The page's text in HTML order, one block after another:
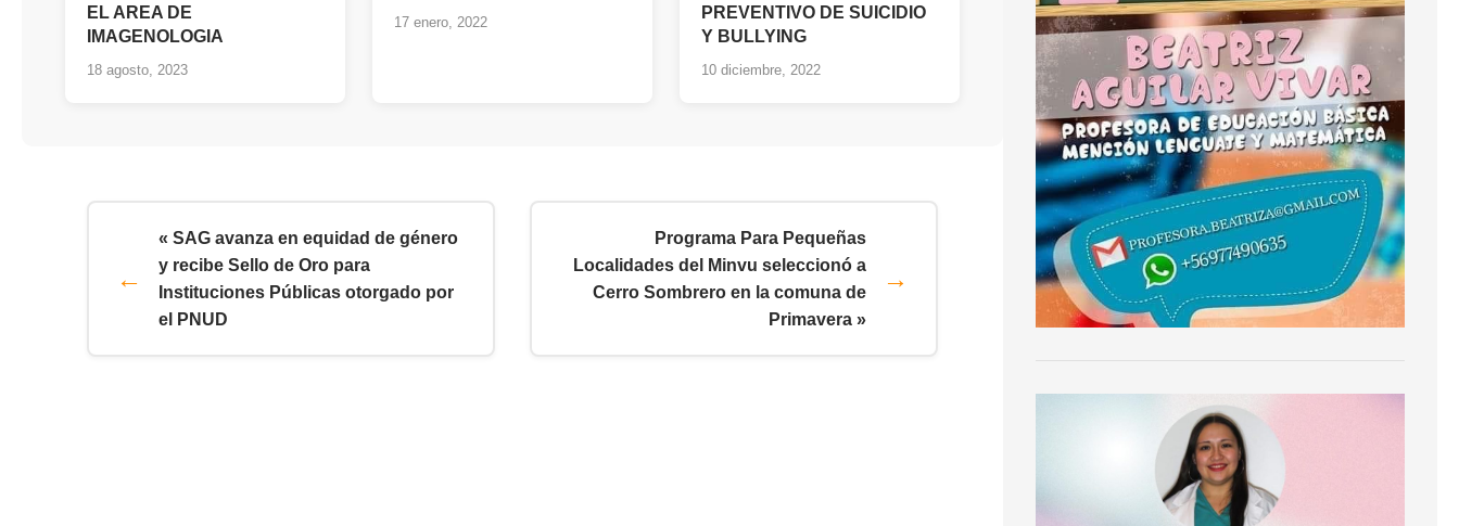
EL AREA DE
IMAGENOLOGIA
18 agosto, 2023
17 enero, 2022
PREVENTIVO DE SUICIDIO
Y BULLYING
10 diciembre, 2022
« SAG avanza en equidad de género
y recibe Sello de Oro para
Instituciones Públicas otorgado por
el PNUD
Programa Para Pequeñas
Localidades del Minvu seleccionó a
Cerro Sombrero en la comuna de
Primavera »